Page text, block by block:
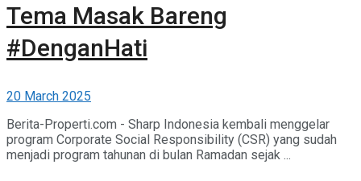
Tema Masak Bareng
#DenganHati
20 March 2025
Berita-Properti.com - Sharp Indonesia kembali menggelar
program Corporate Social Responsibility (CSR) yang sudah
menjadi program tahunan di bulan Ramadan sejak ...